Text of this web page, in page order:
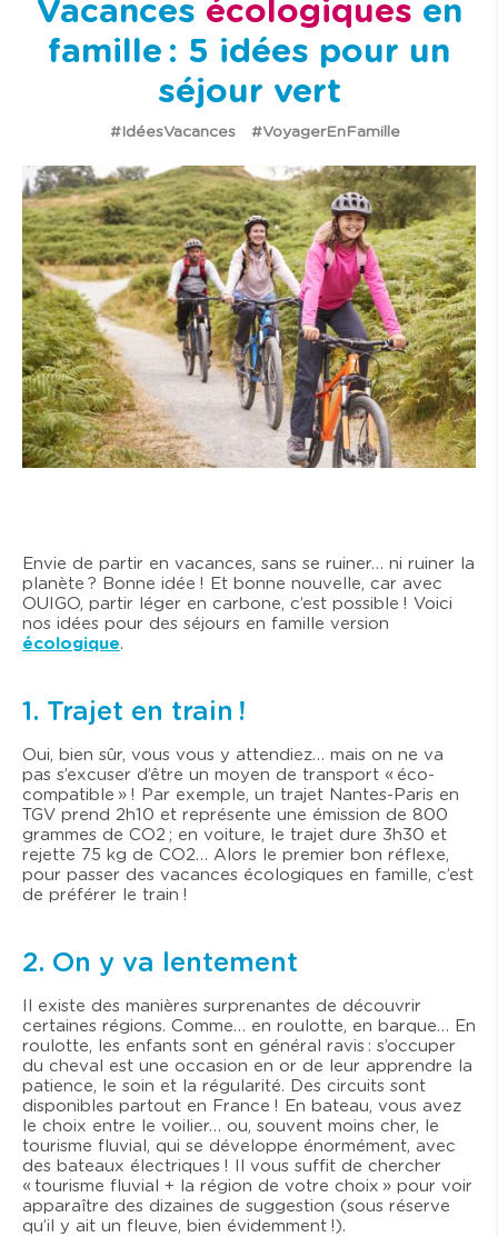
Vacances écologiques en
famille : 5 idées pour un
séjour vert
#IdéesVacances #VoyagerEnFamille
m
a
g
e
Envie de partir en vacances, sans se ruiner… ni ruiner la
planète ? Bonne idée ! Et bonne nouvelle, car avec
OUIGO, partir léger en carbone, c’est possible ! Voici
nos idées pour des séjours en famille version
écologique.
1. Trajet en train !
Oui, bien sûr, vous vous y attendiez… mais on ne va
pas s’excuser d’être un moyen de transport « éco-
compatible » ! Par exemple, un trajet Nantes-Paris en
TGV prend 2h10 et représente une émission de 800
grammes de CO2 ; en voiture, le trajet dure 3h30 et
rejette 75 kg de CO2… Alors le premier bon réflexe,
pour passer des vacances écologiques en famille, c’est
de préférer le train !
2. On y va lentement
Il existe des manières surprenantes de découvrir
certaines régions. Comme… en roulotte, en barque… En
roulotte, les enfants sont en général ravis : s’occuper
du cheval est une occasion en or de leur apprendre la
patience, le soin et la régularité. Des circuits sont
disponibles partout en France ! En bateau, vous avez
le choix entre le voilier… ou, souvent moins cher, le
tourisme fluvial, qui se développe énormément, avec
des bateaux électriques ! Il vous suffit de chercher
« tourisme fluvial + la région de votre choix » pour voir
apparaître des dizaines de suggestion (sous réserve
qu’il y ait un fleuve, bien évidemment !).